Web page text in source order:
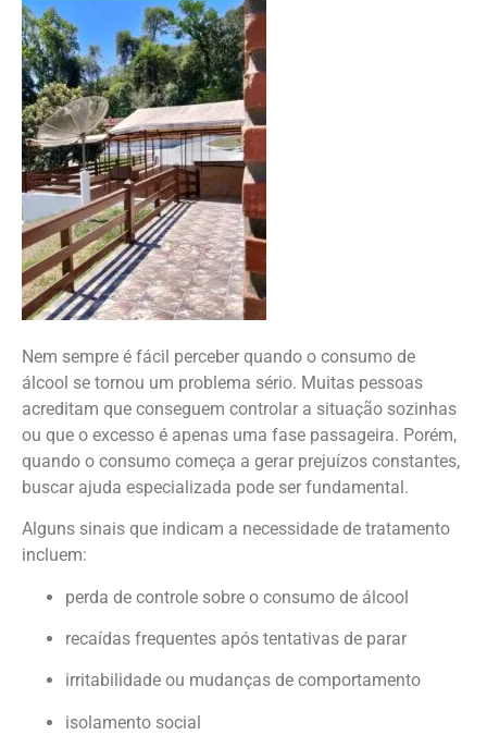
Nem sempre é fácil perceber quando o consumo de
álcool se tornou um problema sério. Muitas pessoas
acreditam que conseguem controlar a situação sozinhas
ou que o excesso é apenas uma fase passageira. Porém,
quando o consumo começa a gerar prejuízos constantes,
buscar ajuda especializada pode ser fundamental.
Alguns sinais que indicam a necessidade de tratamento
incluem:
perda de controle sobre o consumo de álcool
recaídas frequentes após tentativas de parar
irritabilidade ou mudanças de comportamento
isolamento social